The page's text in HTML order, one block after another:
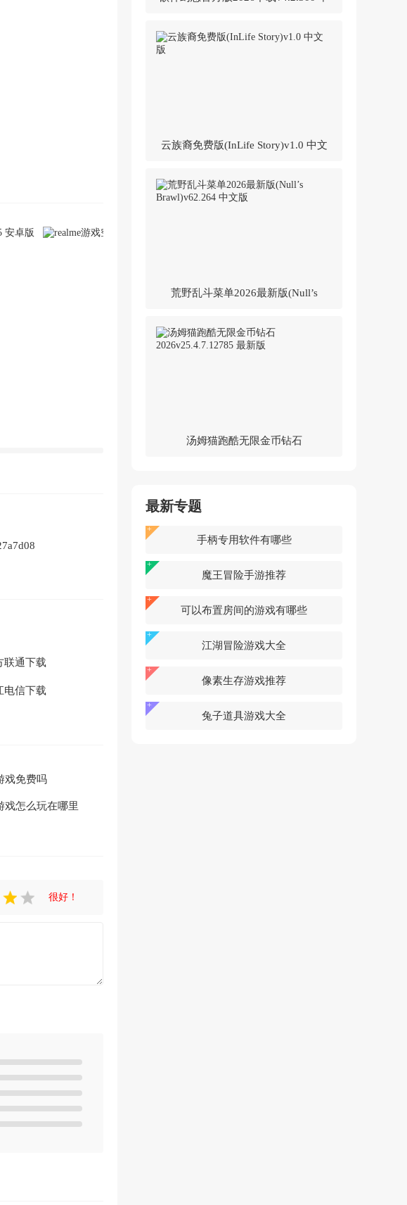
联通下载
电信下载
戏免费吗
戏怎么玩在哪里
很好！
云族裔免费版(InLife Story)v1.0 中文
荒野乱斗菜单2026最新版(Null’s
汤姆猫跑酷无限金币钻石
最新专题
手柄专用软件有哪些
魔王冒险手游推荐
可以布置房间的游戏有哪些
江湖冒险游戏大全
像素生存游戏推荐
兔子道具游戏大全